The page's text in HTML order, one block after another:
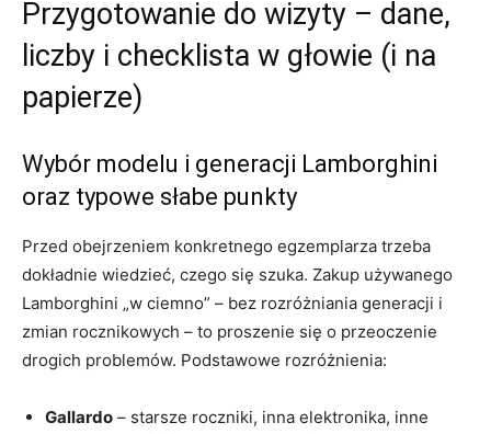
Przygotowanie do wizyty – dane,
liczby i checklista w głowie (i na
papierze)
Wybór modelu i generacji Lamborghini
oraz typowe słabe punkty
Przed obejrzeniem konkretnego egzemplarza trzeba
dokładnie wiedzieć, czego się szuka. Zakup używanego
Lamborghini „w ciemno” – bez rozróżniania generacji i
zmian rocznikowych – to proszenie się o przeoczenie
drogich problemów. Podstawowe rozróżnienia:
Gallardo – starsze roczniki, inna elektronika, inne